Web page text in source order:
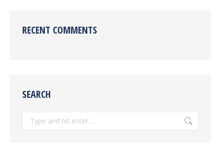
RECENT COMMENTS
SEARCH